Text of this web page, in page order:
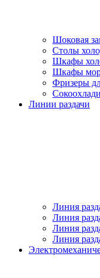
Шоковая
Столы
Шкафы
Шкафы
Фризеры
Линии раздачи
Линия
Линия
Линия
Линия